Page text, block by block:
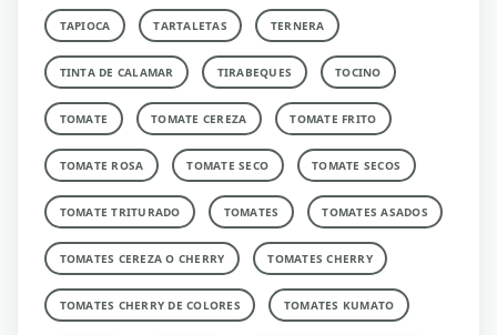
TAPIOCA TARTALETAS TERNERA
TINTA DE CALAMAR TIRABEQUES TOCINO
TOMATE TOMATE CEREZA TOMATE FRITO
TOMATE ROSA TOMATE SECO TOMATE SECOS
TOMATE TRITURADO TOMATES TOMATES ASADOS
TOMATES CEREZA O CHERRY TOMATES CHERRY
TOMATES CHERRY DE COLORES TOMATES KUMATO